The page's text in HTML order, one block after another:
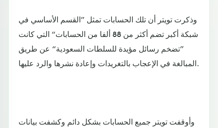
وذكرت تويتر أن تلك الحسابات تمثل ”القسم الأساسي في
شبكة أكبر تضم أكثر من 88 ألفا من الحسابات“ التي كانت
”تضخم رسائل مؤيدة للسلطات السعودية“ عن طريق
المبالغة في الإعجاب بالتغريدات وإعادة نشرها والرد عليها.
وأوقفت تويتر جميع الحسابات بشكل دائم وكشفت بيانات